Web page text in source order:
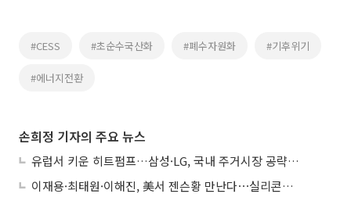
#CESS #초순수국산화 #폐수자원화 #기후위기
#에너지전환
손희정 기자의 주요 뉴스
유럽서 키운 히트펌프…삼성·LG, 국내 주거시장 공략 ‘속도’
이재용·최태원·이해진, 美서 젠슨황 만난다⋯실리콘밸리 집결하는 AI리더